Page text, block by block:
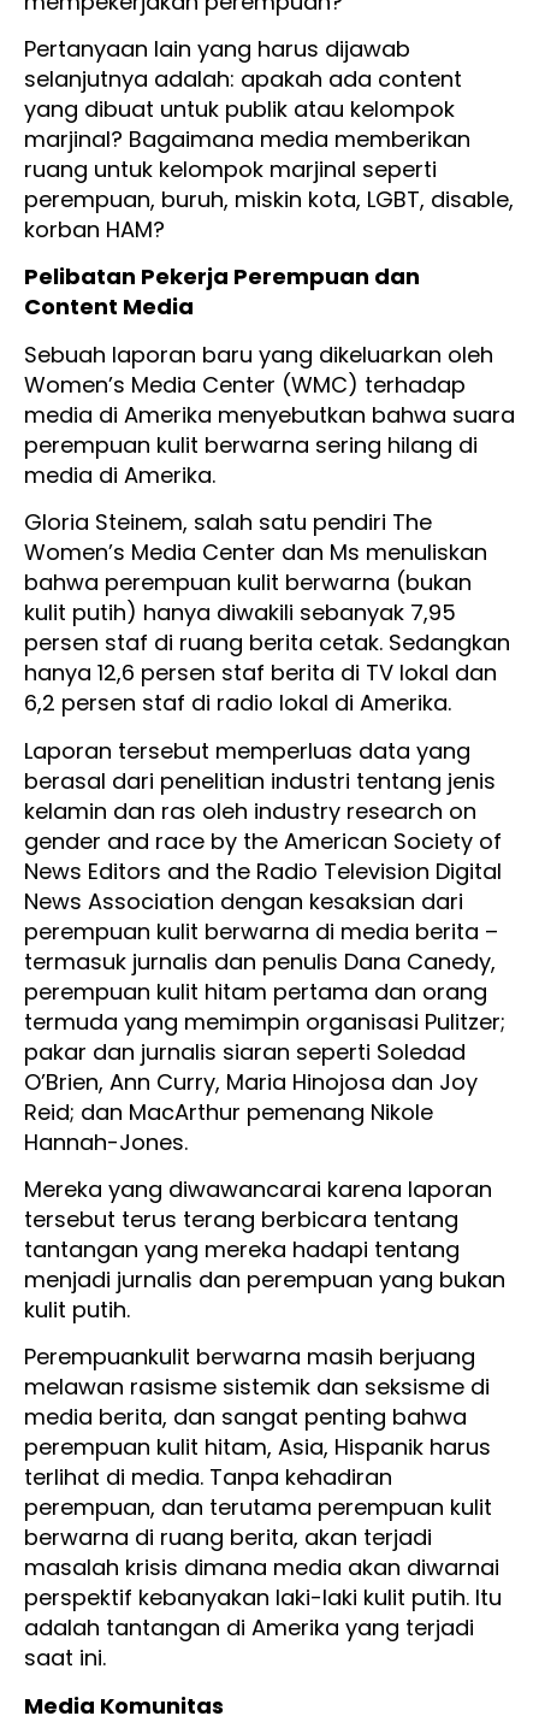
Pertanyaan lain yang harus dijawab
selanjutnya adalah: apakah ada content
yang dibuat untuk publik atau kelompok
marjinal? Bagaimana media memberikan
ruang untuk kelompok marjinal seperti
perempuan, buruh, miskin kota, LGBT, disable,
korban HAM?
Pelibatan Pekerja Perempuan dan
Content Media
Sebuah laporan baru yang dikeluarkan oleh
Women’s Media Center (WMC) terhadap
media di Amerika menyebutkan bahwa suara
perempuan kulit berwarna sering hilang di
media di Amerika.
Gloria Steinem, salah satu pendiri The
Women’s Media Center dan Ms menuliskan
bahwa perempuan kulit berwarna (bukan
kulit putih) hanya diwakili sebanyak 7,95
persen staf di ruang berita cetak. Sedangkan
hanya 12,6 persen staf berita di TV lokal dan
6,2 persen staf di radio lokal di Amerika.
Laporan tersebut memperluas data yang
berasal dari penelitian industri tentang jenis
kelamin dan ras oleh industry research on
gender and race by the American Society of
News Editors and the Radio Television Digital
News Association dengan kesaksian dari
perempuan kulit berwarna di media berita –
termasuk jurnalis dan penulis Dana Canedy,
perempuan kulit hitam pertama dan orang
termuda yang memimpin organisasi Pulitzer;
pakar dan jurnalis siaran seperti Soledad
O’Brien, Ann Curry, Maria Hinojosa dan Joy
Reid; dan MacArthur pemenang Nikole
Hannah-Jones.
Mereka yang diwawancarai karena laporan
tersebut terus terang berbicara tentang
tantangan yang mereka hadapi tentang
menjadi jurnalis dan perempuan yang bukan
kulit putih.
Perempuankulit berwarna masih berjuang
melawan rasisme sistemik dan seksisme di
media berita, dan sangat penting bahwa
perempuan kulit hitam, Asia, Hispanik harus
terlihat di media. Tanpa kehadiran
perempuan, dan terutama perempuan kulit
berwarna di ruang berita, akan terjadi
masalah krisis dimana media akan diwarnai
perspektif kebanyakan laki-laki kulit putih. Itu
adalah tantangan di Amerika yang terjadi
saat ini.
Media Komunitas